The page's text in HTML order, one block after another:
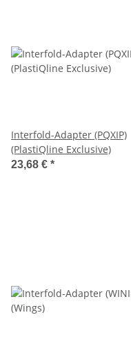
Interfold-Adapter (PQXIP)
(PlastiQline Exclusive)
23,68 € *